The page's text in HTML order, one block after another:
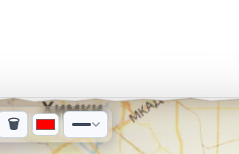
маршрута из города
🗑